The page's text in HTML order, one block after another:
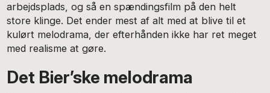
arbejdsplads, og så en spændingsfilm på den helt
store klinge. Det ender mest af alt med at blive til et
kulørt melodrama, der efterhånden ikke har ret meget
med realisme at gøre.
Det Bier’ske melodrama